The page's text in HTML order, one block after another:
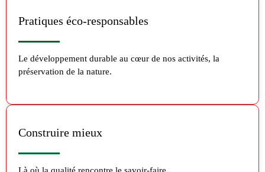
Pratiques éco-responsables
Le développement durable au cœur de nos activités, la
préservation de la nature.
Construire mieux
Là où la qualité rencontre le savoir-faire.